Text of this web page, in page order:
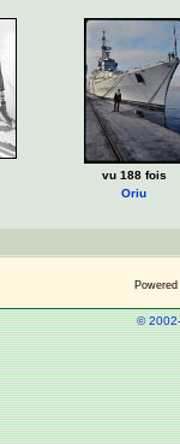
vu 188 fois
Oriu
©